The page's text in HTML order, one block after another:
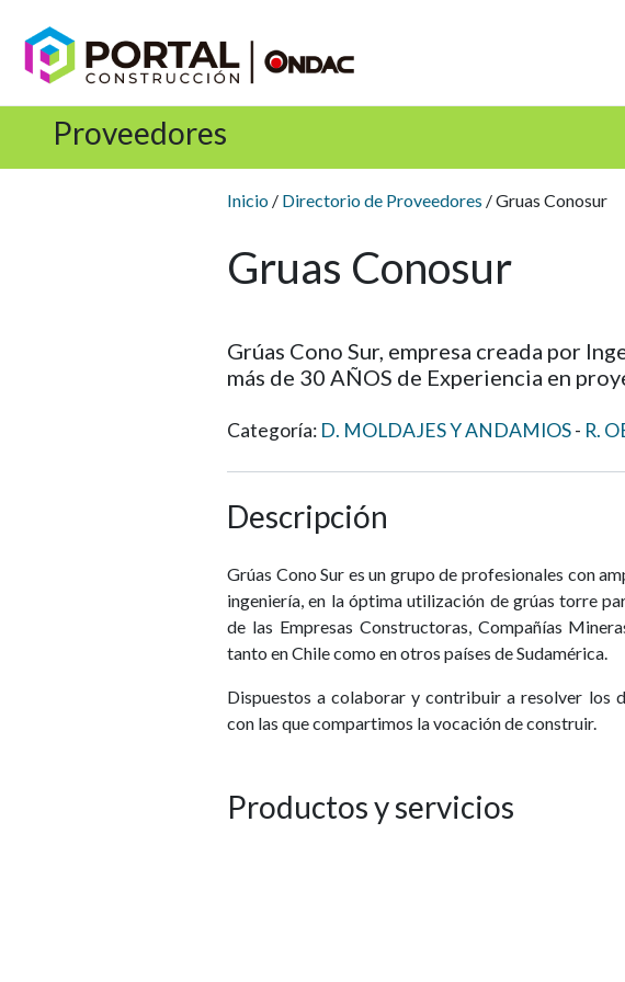
Proveedores
Inicio / Directorio de Proveedores / Gruas Conosur
Gruas Conosur
Grúas Cono Sur, empresa creada por
más de 30 AÑOS de Experiencia en
Categoría: D. MOLDAJES Y ANDAMIOS R.
Descripción
Grúas Cono Sur es un grupo de profesionales con
ingeniería, en la óptima utilización de grúas torre
de las Empresas Constructoras, Compañías
tanto en Chile como en otros países de Sudamérica.
​Dispuestos a colaborar y contribuir a resolver los
con las que compartimos la vocación de construir.
Productos y servicios